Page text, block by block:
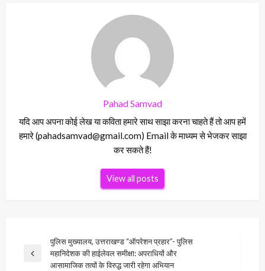
Pahad Samvad
यदि आप अपना कोई लेख या कविता हमारे साथ साझा करना चाहते हैं तो आप हमें
हमारे (pahadsamvad@gmail.com) Email के माध्यम से भेजकर साझा
कर सकते हैं!
View all posts
navigation
Previous
पुलिस मुख्यालय, उत्तराखण्ड “ऑपरेशन प्रहार”- पुलिस
महानिदेशक की हाईलेवल समीक्षा: अपराधियों और
आसामाजिक तत्वों के विरुद्ध जारी रहेगा अभियान